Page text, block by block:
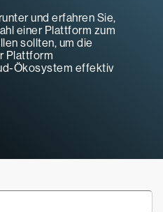
und erfahren Sie,
einer Plattform zum
sollten, um die
Plattform
Ökosystem effektiv